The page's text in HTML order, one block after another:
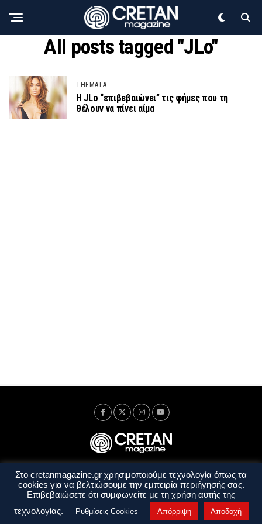
All posts tagged "JLo"
THEMATA
H JLo “επιβεβαιώνει” τις φήμες που τη
θέλουν να πίνει αίμα
Ταυτότητα Πολιτική Απορρήτου
Όροι Χρήσης
Όροι και Προϋποθέσεις
Στο cretanmagazine.gr χρησιμοποιούμε τεχνολογία όπως τα
cookies για να βελτιώσουμε την εμπειρία περιήγησής σας.
Επιβεβαιώσετε ότι συμφωνείτε με τη χρήση αυτής της
τεχνολογίας.
Ρυθμίσεις Cookies Απόρριψη Αποδοχή